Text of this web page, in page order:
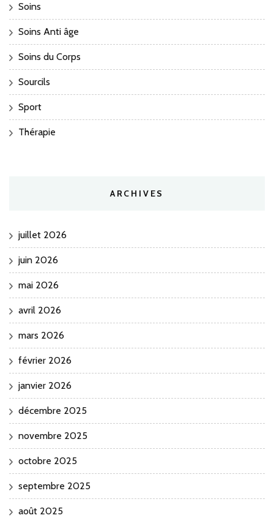
Soins
Soins Anti âge
Soins du Corps
Sourcils
Sport
Thérapie
ARCHIVES
juillet 2026
juin 2026
mai 2026
avril 2026
mars 2026
février 2026
janvier 2026
décembre 2025
novembre 2025
octobre 2025
septembre 2025
août 2025